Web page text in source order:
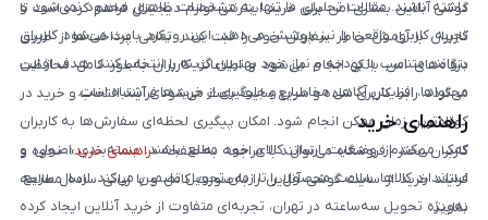
داشته باشند. مقالات تحلیلی ما تنها به مشخصات ظاهری محدود نمی‌شود و
تجربه کاربری واقعی را نیز پوشش می‌دهد. این رویکرد باعث می‌شود کاربران
بتوانند متناسب با بودجه و نیاز خود بهترین گزینه را انتخاب کنند. هدف از این
محتواها، افزایش آگاهی مخاطبان و جلوگیری از خریدهای اشتباه است.
گوشی آنلاین بستری امن برای خرید اینترنتی لوازم دیجیتال فراهم کرده است تا
کاربران با آرامش خاطر سفارش خود را ثبت کنند. تمامی پرداخت‌ها از طریق
درگاه‌های امن بانکی انجام می‌شود و اطلاعات کاربران به‌طور کامل محافظت
می‌گردد. رابط کاربری ساده و سریع سایت باعث می‌شود فرآیند انتخاب و خرید در
کوتاه‌ترین زمان ممکن انجام شود. امکان پیگیری لحظه‌ای سفارش‌ها به کاربران
کمک می‌کند از وضعیت ارسال کالای خود مطلع باشند. بسته‌بندی اصولی و
استاندارد کالاها، سلامت محصول را تا زمان تحویل تضمین می‌کند. ارسال سریع،
به‌ویژه تحویل سه‌ساعته در تهران، تجربه‌ای متفاوت از خرید آنلاین ایجاد کرده
راهنمای خرید
کاربران محترم فروشگاه می‌توانند با مراجعه به صفحه «راهنمای خرید»، نحوه و
فرایند خرید از سایت گوشی آنلاین را به‌صورت کامل و با زبانی ساده مطالعه
نمایند.